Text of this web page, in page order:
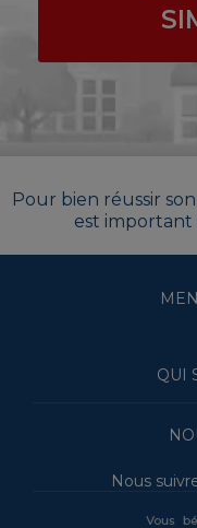
Pour bien réussir
est important
QUI
Nous